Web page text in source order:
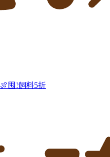
🍖囤!飼料5折